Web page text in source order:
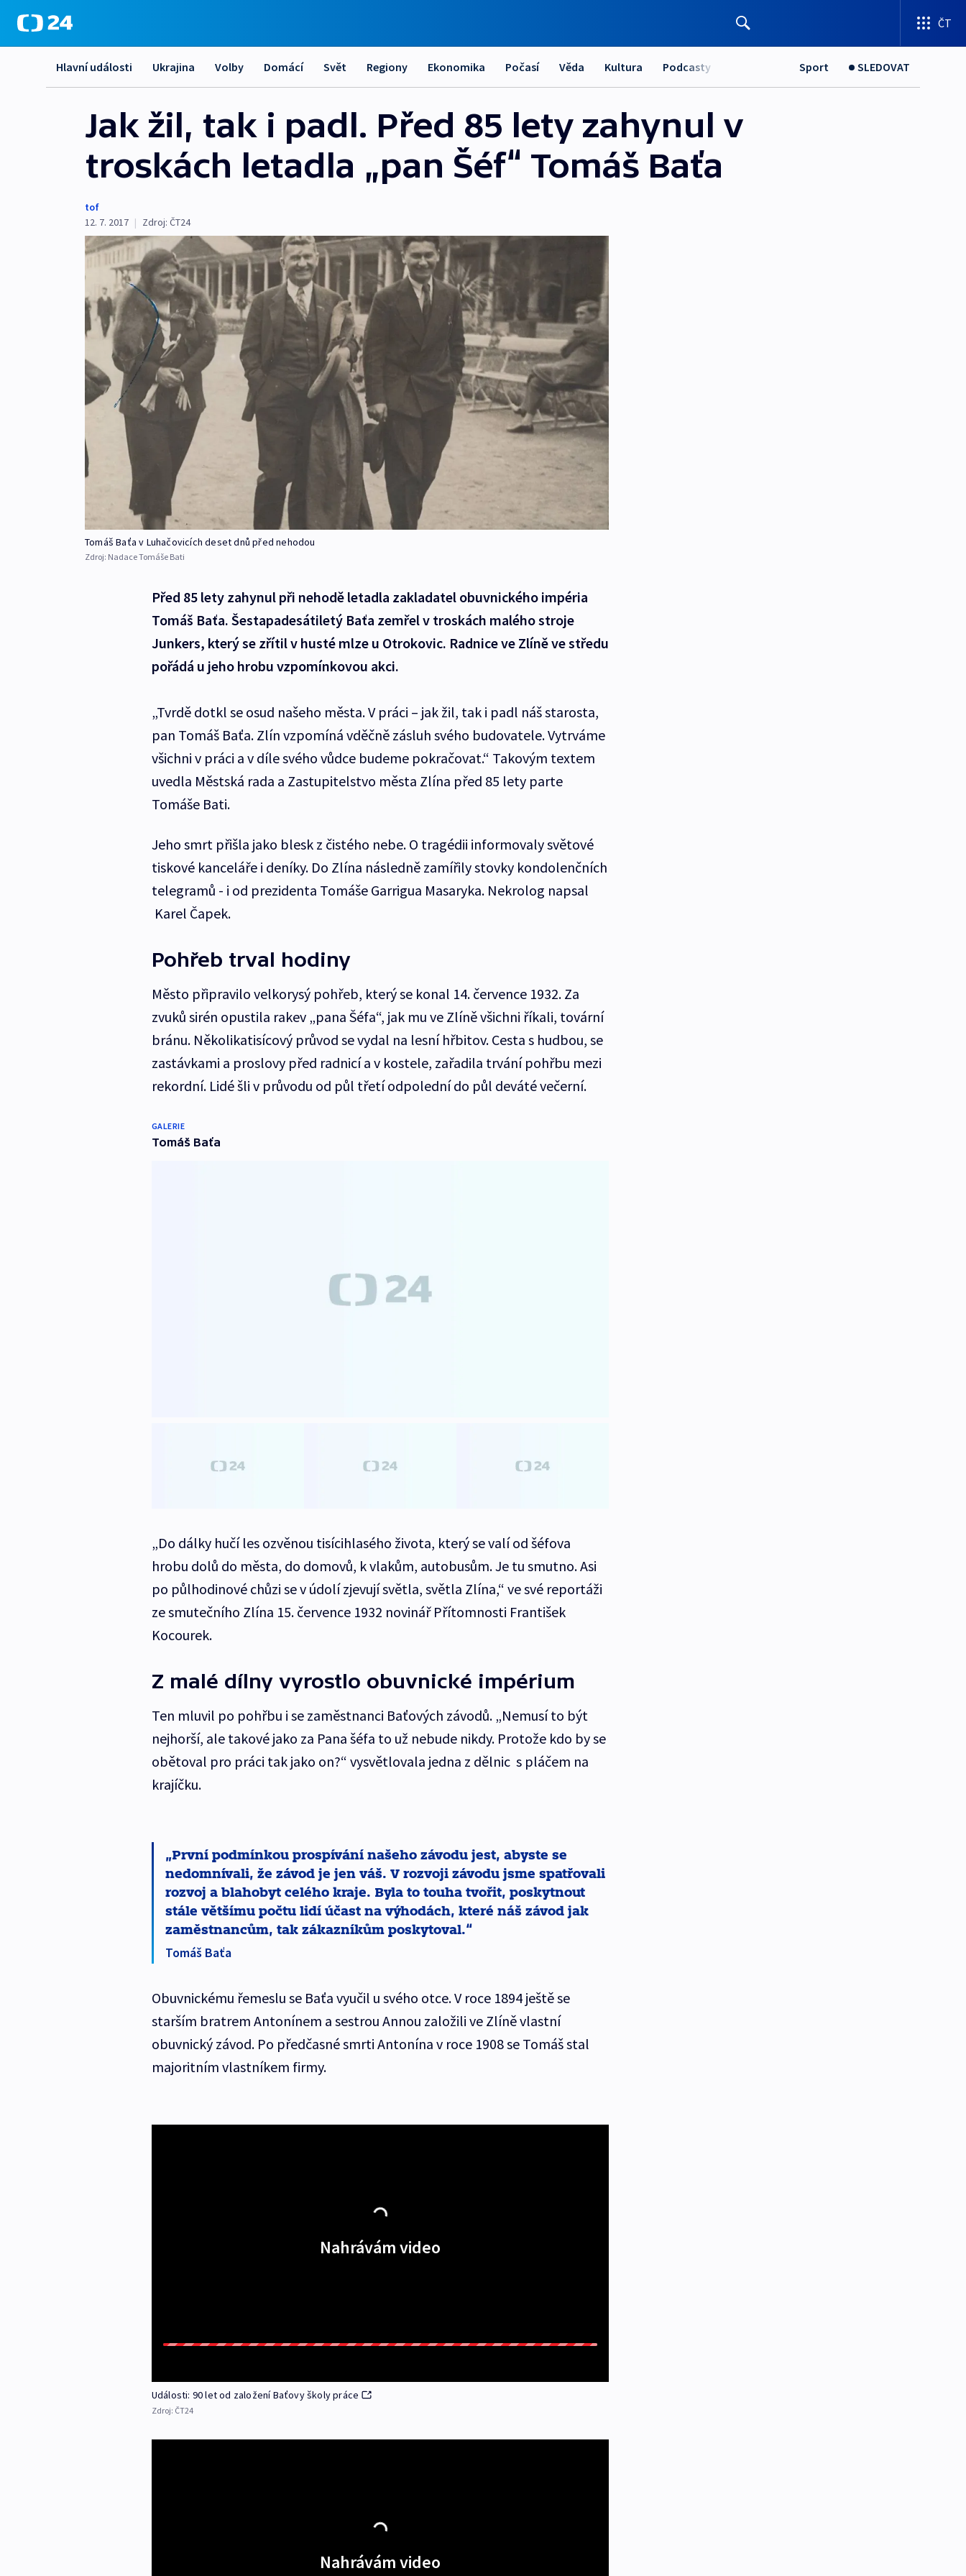
ČT
Hlavní události Ukrajina Volby Domácí Svět Regiony Ekonomika Počasí Věda Kultura Podcasty Sport SLEDOVAT
Jak žil, tak i padl. Před 85 lety zahynul v
troskách letadla „pan Šéf“ Tomáš Baťa
tof
12. 7. 2017 | Zdroj: ČT24
Tomáš Baťa v Luhačovicích deset dnů před nehodou
Zdroj: Nadace Tomáše Bati
Před 85 lety zahynul při nehodě letadla zakladatel obuvnického impéria
Tomáš Baťa. Šestapadesátiletý Baťa zemřel v troskách malého stroje
Junkers, který se zřítil v husté mlze u Otrokovic. Radnice ve Zlíně ve středu
pořádá u jeho hrobu vzpomínkovou akci.
„Tvrdě dotkl se osud našeho města. V práci – jak žil, tak i padl náš starosta,
pan Tomáš Baťa. Zlín vzpomíná vděčně zásluh svého budovatele. Vytrváme
všichni v práci a v díle svého vůdce budeme pokračovat.“ Takovým textem
uvedla Městská rada a Zastupitelstvo města Zlína před 85 lety parte
Tomáše Bati.
Jeho smrt přišla jako blesk z čistého nebe. O tragédii informovaly světové
tiskové kanceláře i deníky. Do Zlína následně zamířily stovky kondolenčních
telegramů - i od prezidenta Tomáše Garrigua Masaryka. Nekrolog napsal
Karel Čapek.
Pohřeb trval hodiny
Město připravilo velkorysý pohřeb, který se konal 14. července 1932. Za
zvuků sirén opustila rakev „pana Šéfa“, jak mu ve Zlíně všichni říkali, tovární
bránu. Několikatisícový průvod se vydal na lesní hřbitov. Cesta s hudbou, se
zastávkami a proslovy před radnicí a v kostele, zařadila trvání pohřbu mezi
rekordní. Lidé šli v průvodu od půl třetí odpolední do půl deváté večerní.
GALERIE
Tomáš Baťa
„Do dálky hučí les ozvěnou tisícihlasého života, který se valí od šéfova
hrobu dolů do města, do domovů, k vlakům, autobusům. Je tu smutno. Asi
po půlhodinové chůzi se v údolí zjevují světla, světla Zlína,“ ve své reportáži
ze smutečního Zlína 15. července 1932 novinář Přítomnosti František
Kocourek.
Z malé dílny vyrostlo obuvnické impérium
Ten mluvil po pohřbu i se zaměstnanci Baťových závodů. „Nemusí to být
nejhorší, ale takové jako za Pana šéfa to už nebude nikdy. Protože kdo by se
obětoval pro práci tak jako on?“ vysvětlovala jedna z dělnic s pláčem na
krajíčku.
První podmínkou prospívání našeho závodu jest, abyste se
nedomnívali, že závod je jen váš. V rozvoji závodu jsme spatřovali
rozvoj a blahobyt celého kraje. Byla to touha tvořit, poskytnout
stále většímu počtu lidí účast na výhodách, které náš závod jak
zaměstnancům, tak zákazníkům poskytoval.
Tomáš Baťa
Obuvnickému řemeslu se Baťa vyučil u svého otce. V roce 1894 ještě se
starším bratrem Antonínem a sestrou Annou založili ve Zlíně vlastní
obuvnický závod. Po předčasné smrti Antonína v roce 1908 se Tomáš stal
majoritním vlastníkem firmy.
Nahrávám video
Události: 90 let od založení Baťovy školy práce
Zdroj: ČT24
Nahrávám video